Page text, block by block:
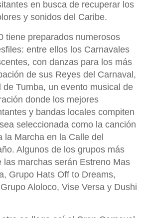
en busca de recuperar los
y sonidos del Caribe.
tiene preparados numerosos
entre ellos los Carnavales
con danzas para los más
de sus Reyes del Carnaval,
Tumba, un evento musical de
donde los mejores
y bandas locales compiten
seleccionada como la canción
la Marcha en la Calle del
Algunos de los grupos más
las marchas serán Estreno Mas
Grupo Hats Off to Dreams,
Aloloco, Vise Versa y Dushi